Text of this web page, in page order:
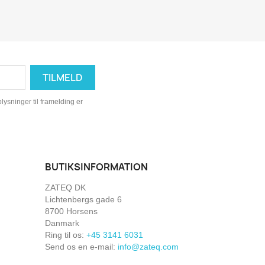
til framelding er
BUTIKSINFORMATION
ZATEQ DK
Lichtenbergs gade 6
8700 Horsens
Danmark
Ring til os: +45 3141 6031
Send os en e-mail: info@zateq.com